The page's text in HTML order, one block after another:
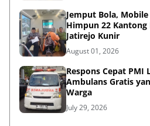
Jemput Bola,
Himpun 22 Kantong
Jatirejo Kunir
August 01, 2026
Respons Cepat PMI
Ambulans Gratis
Warga
July 29, 2026